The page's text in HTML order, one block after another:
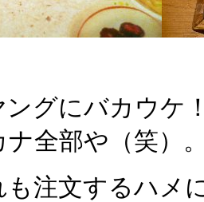
グにバカウケ
ナ全部や（笑）
注文するハメ